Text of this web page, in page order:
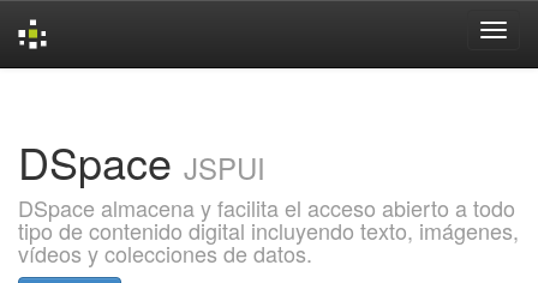
DSpace JSPUI
DSpace almacena y facilita el acceso abierto a todo
tipo de contenido digital incluyendo texto, imágenes,
vídeos y colecciones de datos.